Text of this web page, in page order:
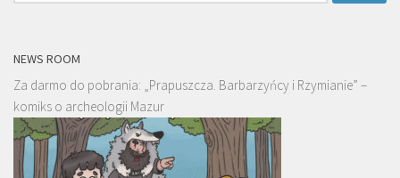
NEWS ROOM
Za darmo do pobrania: „Prapuszcza. Barbarzyńcy i Rzymianie” –
komiks o archeologii Mazur